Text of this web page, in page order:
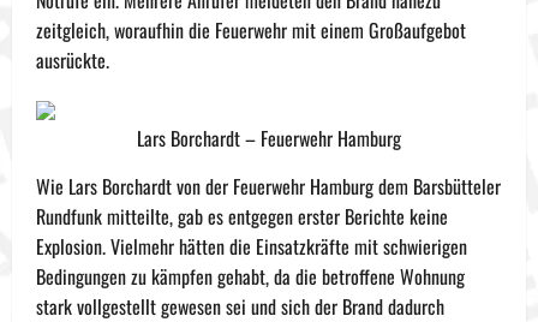
zeitgleich, woraufhin die Feuerwehr mit einem Großaufgebot
ausrückte.
Lars Borchardt – Feuerwehr Hamburg
Wie Lars Borchardt von der Feuerwehr Hamburg dem Barsbütteler
Rundfunk mitteilte, gab es entgegen erster Berichte keine
Explosion. Vielmehr hätten die Einsatzkräfte mit schwierigen
Bedingungen zu kämpfen gehabt, da die betroffene Wohnung
stark vollgestellt gewesen sei und sich der Brand dadurch